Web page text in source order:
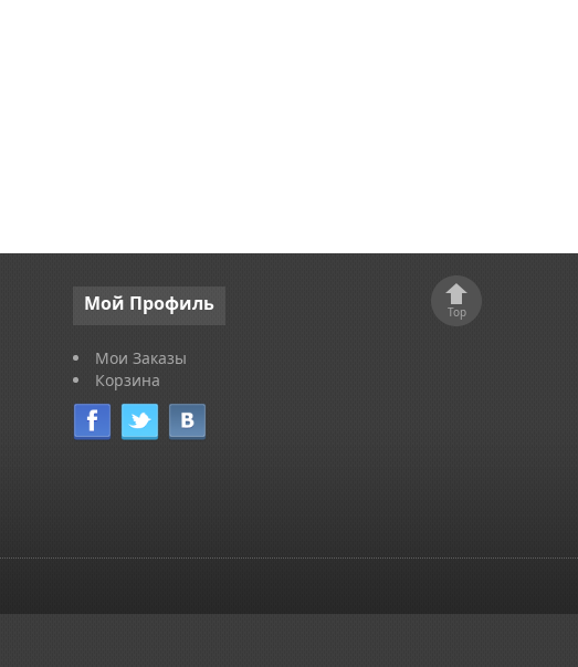
Мой Профиль
Мои Заказы
Корзина
Top